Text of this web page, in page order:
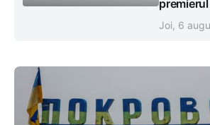
premierul
Joi, 6